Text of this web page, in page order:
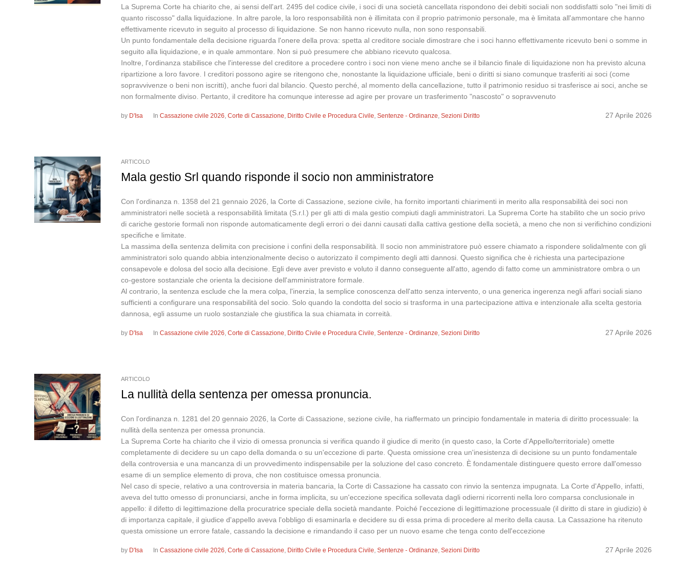
La Suprema Corte ha chiarito che, ai sensi dell'art. 2495 del codice civile, i soci di una società cancellata rispondono dei debiti sociali non soddisfatti solo "nei limiti di
quanto riscosso" dalla liquidazione. In altre parole, la loro responsabilità non è illimitata con il proprio patrimonio personale, ma è limitata all'ammontare che hanno
effettivamente ricevuto in seguito al processo di liquidazione. Se non hanno ricevuto nulla, non sono responsabili.
Un punto fondamentale della decisione riguarda l'onere della prova: spetta al creditore sociale dimostrare che i soci hanno effettivamente ricevuto beni o somme in
seguito alla liquidazione, e in quale ammontare. Non si può presumere che abbiano ricevuto qualcosa.
Inoltre, l'ordinanza stabilisce che l'interesse del creditore a procedere contro i soci non viene meno anche se il bilancio finale di liquidazione non ha previsto alcuna
ripartizione a loro favore. I creditori possono agire se ritengono che, nonostante la liquidazione ufficiale, beni o diritti si siano comunque trasferiti ai soci (come
sopravvivenze o beni non iscritti), anche fuori dal bilancio. Questo perché, al momento della cancellazione, tutto il patrimonio residuo si trasferisce ai soci, anche se
non formalmente diviso. Pertanto, il creditore ha comunque interesse ad agire per provare un trasferimento "nascosto" o sopravvenuto
27 Aprile 2026
by D'Isa InCassazione civile 2026,Corte di Cassazione, Diritto Civile e Procedura Civile,Sentenze - Ordinanze,Sezioni Diritto
ARTICOLO
Mala gestio Srl quando risponde il socio non amministratore
Con l'ordinanza n. 1358 del 21 gennaio 2026, la Corte di Cassazione, sezione civile, ha fornito importanti chiarimenti in merito alla responsabilità dei soci non
amministratori nelle società a responsabilità limitata (S.r.l.) per gli atti di mala gestio compiuti dagli amministratori. La Suprema Corte ha stabilito che un socio privo
di cariche gestorie formali non risponde automaticamente degli errori o dei danni causati dalla cattiva gestione della società, a meno che non si verifichino condizioni
specifiche e limitate.
La massima della sentenza delimita con precisione i confini della responsabilità. Il socio non amministratore può essere chiamato a rispondere solidalmente con gli
amministratori solo quando abbia intenzionalmente deciso o autorizzato il compimento degli atti dannosi. Questo significa che è richiesta una partecipazione
consapevole e dolosa del socio alla decisione. Egli deve aver previsto e voluto il danno conseguente all'atto, agendo di fatto come un amministratore ombra o un
co-gestore sostanziale che orienta la decisione dell'amministratore formale.
Al contrario, la sentenza esclude che la mera colpa, l'inerzia, la semplice conoscenza dell'atto senza intervento, o una generica ingerenza negli affari sociali siano
sufficienti a configurare una responsabilità del socio. Solo quando la condotta del socio si trasforma in una partecipazione attiva e intenzionale alla scelta gestoria
dannosa, egli assume un ruolo sostanziale che giustifica la sua chiamata in correità.
27 Aprile 2026
by D'Isa InCassazione civile 2026,Corte di Cassazione, Diritto Civile e Procedura Civile,Sentenze - Ordinanze,Sezioni Diritto
ARTICOLO
La nullità della sentenza per omessa pronuncia.
Con l'ordinanza n. 1281 del 20 gennaio 2026, la Corte di Cassazione, sezione civile, ha riaffermato un principio fondamentale in materia di diritto processuale: la
nullità della sentenza per omessa pronuncia.
La Suprema Corte ha chiarito che il vizio di omessa pronuncia si verifica quando il giudice di merito (in questo caso, la Corte d'Appello/territoriale) omette
completamente di decidere su un capo della domanda o su un'eccezione di parte. Questa omissione crea un'inesistenza di decisione su un punto fondamentale
della controversia e una mancanza di un provvedimento indispensabile per la soluzione del caso concreto. È fondamentale distinguere questo errore dall'omesso
esame di un semplice elemento di prova, che non costituisce omessa pronuncia.
Nel caso di specie, relativo a una controversia in materia bancaria, la Corte di Cassazione ha cassato con rinvio la sentenza impugnata. La Corte d'Appello, infatti,
aveva del tutto omesso di pronunciarsi, anche in forma implicita, su un'eccezione specifica sollevata dagli odierni ricorrenti nella loro comparsa conclusionale in
appello: il difetto di legittimazione della procuratrice speciale della società mandante. Poiché l'eccezione di legittimazione processuale (il diritto di stare in giudizio) è
di importanza capitale, il giudice d'appello aveva l'obbligo di esaminarla e decidere su di essa prima di procedere al merito della causa. La Cassazione ha ritenuto
questa omissione un errore fatale, cassando la decisione e rimandando il caso per un nuovo esame che tenga conto dell'eccezione
27 Aprile 2026
by D'Isa InCassazione civile 2026,Corte di Cassazione, Diritto Civile e Procedura Civile,Sentenze - Ordinanze,Sezioni Diritto